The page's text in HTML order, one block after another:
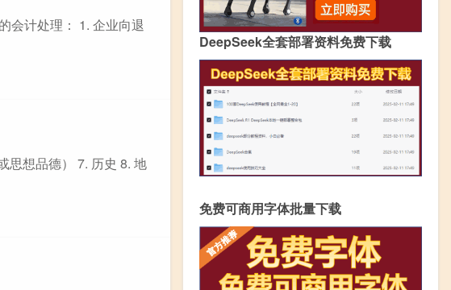
会计处理： 1. 企业向退
思想品德） 7. 历史 8. 地
DeepSeek全套部署资料免费下载
免费可商用字体批量下载